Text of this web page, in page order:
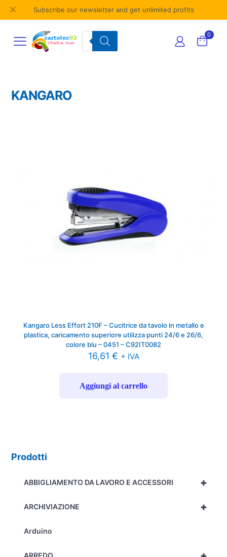
Subscribe our newsletter and get unlimited profits
✕
Products
search
0
KANGARO
Prodotti
+
ABBIGLIAMENTO DA LAVORO E ACCESSORI
+
ARCHIVIAZIONE
Arduino
ARREDO
Kangaro Less Effort 210F – Cucitrice da tavolo in metallo e
plastica, caricamento superiore utilizza punti 24/6 e 26/6,
colore blu – 0451 – C92IT0082
16,61 € + IVA
Aggiungi al carrello